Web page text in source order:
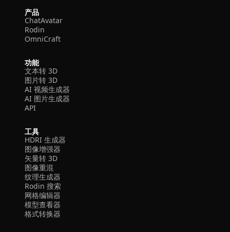
产品
ChatAvatar
Rodin
OmniCraft
功能
文本转 3D
图片转 3D
AI 视频生成器
AI 图片生成器
API
工具
HDRI 生成器
图像增强器
矢量转 3D
图像重混
纹理生成器
Rodin 搜索
网格编辑器
模型查看器
格式转换器